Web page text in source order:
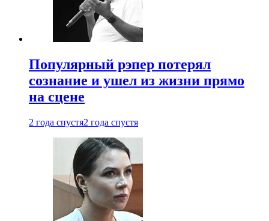
Популярный рэпер потерял
сознание и ушел из жизни прямо
на сцене
2 года спустя2 года спустя